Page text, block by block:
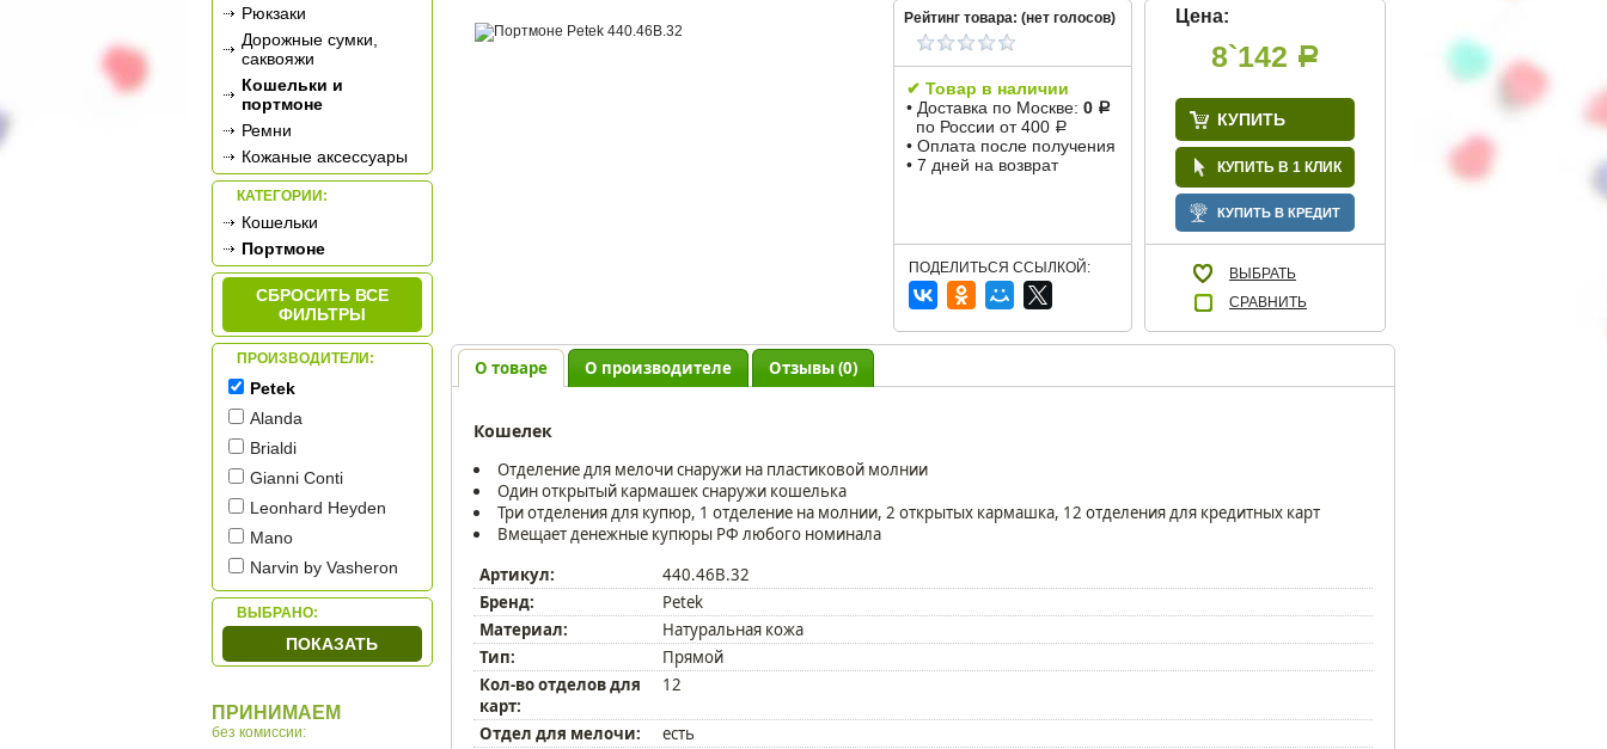
Рюкзаки
Дорожные сумки,
саквояжи
Кошельки и
портмоне
Ремни
Кожаные аксессуары
КАТЕГОРИИ:
Кошельки
Портмоне
СБРОСИТЬ ВСЕ
ФИЛЬТРЫ
ПРОИЗВОДИТЕЛИ:
Petek
Alanda
Brialdi
Gianni Conti
Leonhard Heyden
Mano
Narvin by Vasheron
Pellecon
Piquadro
Tuscany Leather
ВЫБРАНО:
ПОКАЗАТЬ
ПРИНИМАЕМ
без комиссии:
Рейтинг товара: (нет голосов)
✔ Товар в наличии
• Доставка по Москве: 0 Р
по России от 400 Р
• Оплата после получения
• 7 дней на возврат
ПОДЕЛИТЬСЯ ССЫЛКОЙ:
Цена:
8`142 Р
КУПИТЬ
КУПИТЬ В 1 КЛИК
КУПИТЬ В КРЕДИТ
ВЫБРАТЬ
СРАВНИТЬ
О товаре О производителе Отзывы (0)
Кошелек
Отделение для мелочи снаружи на пластиковой молнии
Один открытый кармашек снаружи кошелька
Три отделения для купюр, 1 отделение на молнии, 2 открытых кармашка, 12 отделения для кредитных карт
Вмещает денежные купюры РФ любого номинала
Артикул:
440.46B.32
Бренд:
Petek
Материал:
Натуральная кожа
Тип:
Прямой
Кол-во отделов для
карт:
12
Отдел для мелочи:
есть